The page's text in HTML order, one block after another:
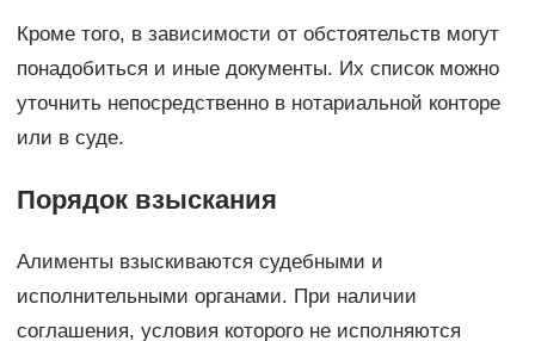
Кроме того, в зависимости от обстоятельств могут
понадобиться и иные документы. Их список можно
уточнить непосредственно в нотариальной конторе
или в суде.
Порядок взыскания
Алименты взыскиваются судебными и
исполнительными органами. При наличии
соглашения, условия которого не исполняются